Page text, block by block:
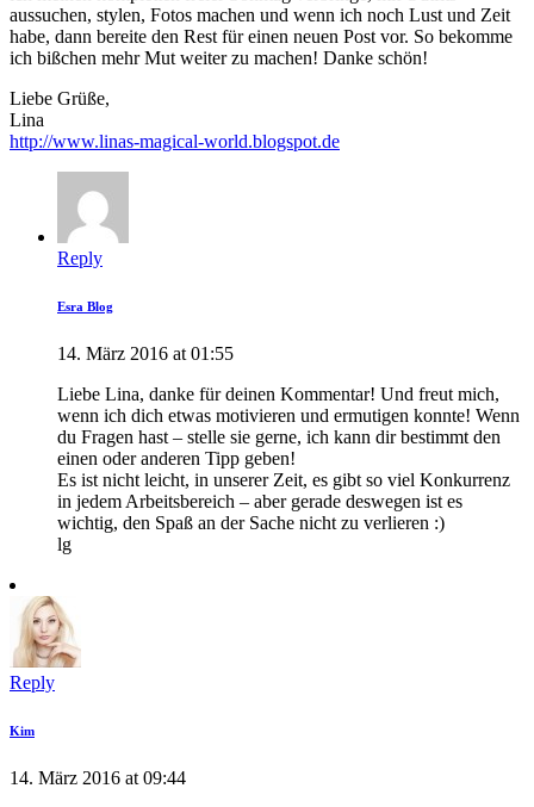
aussuchen, stylen, Fotos machen und wenn ich noch Lust und Zeit
habe, dann bereite den Rest für einen neuen Post vor. So bekomme
ich bißchen mehr Mut weiter zu machen! Danke schön!
Liebe Grüße,
Lina
http://www.linas-magical-world.blogspot.de
Reply
Esra Blog
14. März 2016 at 01:55
Liebe Lina, danke für deinen Kommentar! Und freut mich,
wenn ich dich etwas motivieren und ermutigen konnte! Wenn
du Fragen hast – stelle sie gerne, ich kann dir bestimmt den
einen oder anderen Tipp geben!
Es ist nicht leicht, in unserer Zeit, es gibt so viel Konkurrenz
in jedem Arbeitsbereich – aber gerade deswegen ist es
wichtig, den Spaß an der Sache nicht zu verlieren :)
lg
Reply
Kim
14. März 2016 at 09:44